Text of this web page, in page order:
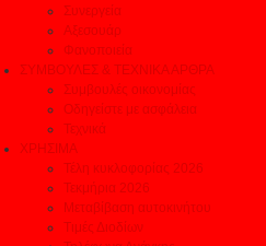
Συνεργεία
Αξεσουάρ
Φανοποιεία
ΣΥΜΒΟΥΛΕΣ & ΤΕΧΝΙΚΑ ΑΡΘΡΑ
Συμβουλές οικονομίας
Οδηγείστε με ασφάλεια
Τεχνικά
ΧΡΗΣΙΜΑ
Τέλη κυκλοφορίας 2026
Τεκμήρια 2026
Μεταβίβαση αυτοκινήτου
Τιμές Διοδίων